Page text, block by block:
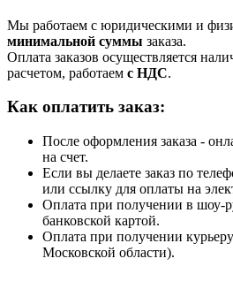
Мы работаем с юридическими и
минимальной суммы заказа.
Оплата заказов осуществляется
расчетом, работаем с НДС.
Как оплатить заказ:
После оформления заказа -
на счет.
Если вы делаете заказ по
или ссылку для оплаты на
Оплата при получении в шоу-
банковской картой.
Оплата при получении
Московской области).